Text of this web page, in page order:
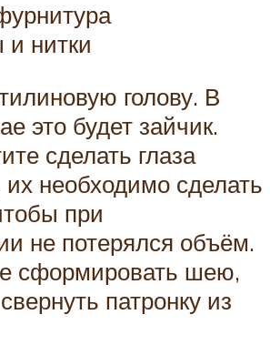
нитки
голову. В
это будет зайчик.
сделать глаза
необходимо сделать
при
не потерялся объём.
сформировать шею,
патронку из